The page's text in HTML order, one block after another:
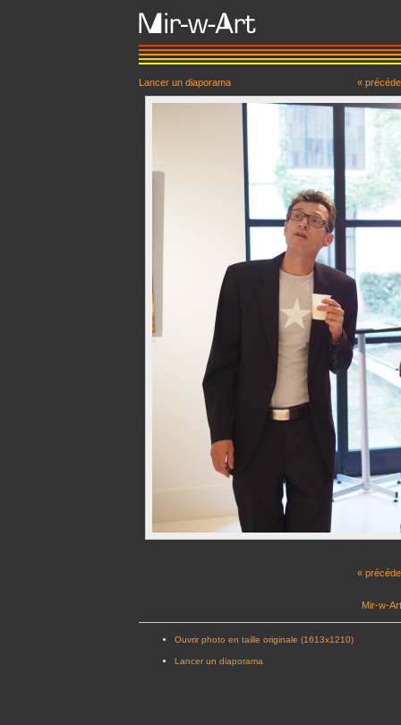
Lancer un diaporama «
«
Mir-w-
Ouvrir photo en taille originale (1613x1210)
Lancer un diaporama